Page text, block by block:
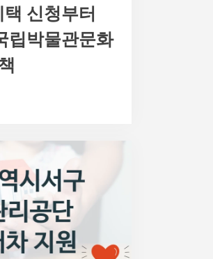
신청부터
립박물관문화